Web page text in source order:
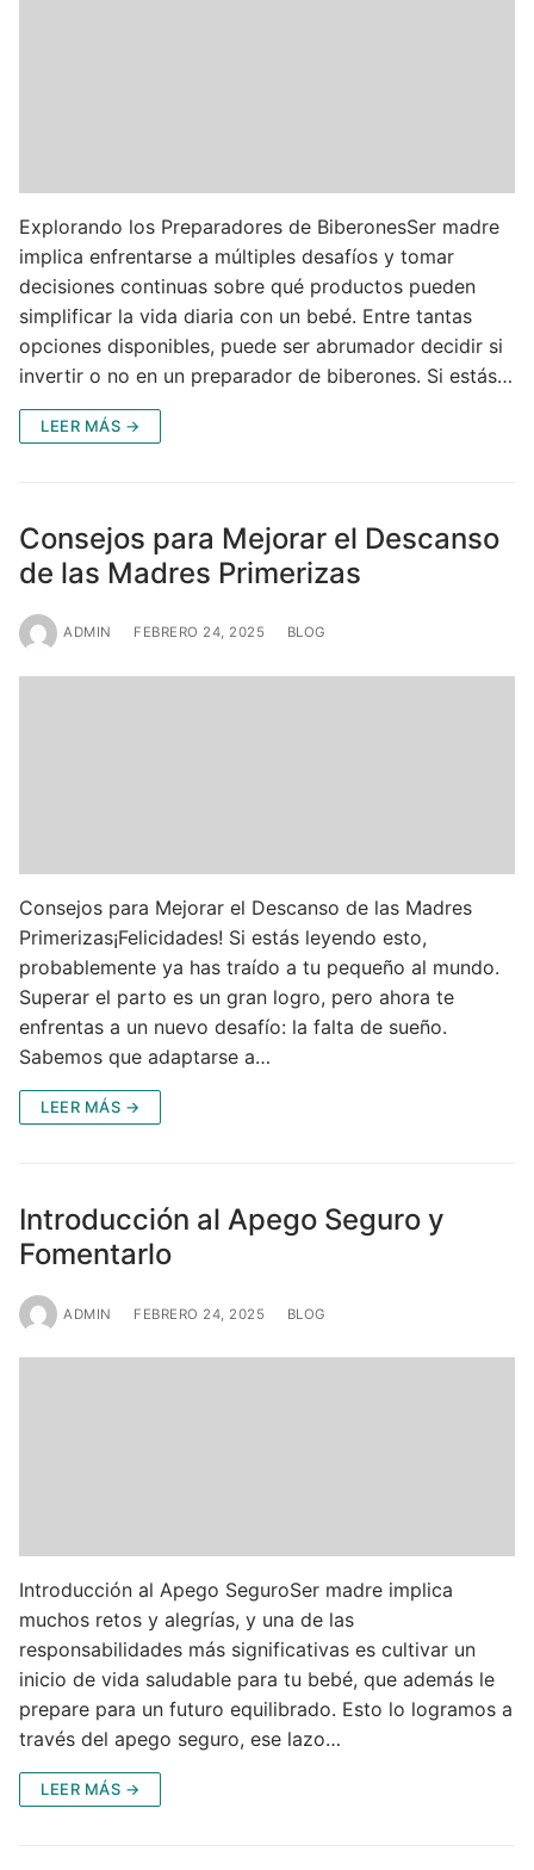
Explorando los Preparadores de BiberonesSer madre
implica enfrentarse a múltiples desafíos y tomar
decisiones continuas sobre qué productos pueden
simplificar la vida diaria con un bebé. Entre tantas
opciones disponibles, puede ser abrumador decidir si
invertir o no en un preparador de biberones. Si estás…
LEER MÁS →
Consejos para Mejorar el Descanso
de las Madres Primerizas
ADMIN FEBRERO 24, 2025 BLOG
Consejos para Mejorar el Descanso de las Madres
Primerizas¡Felicidades! Si estás leyendo esto,
probablemente ya has traído a tu pequeño al mundo.
Superar el parto es un gran logro, pero ahora te
enfrentas a un nuevo desafío: la falta de sueño.
Sabemos que adaptarse a…
LEER MÁS →
Introducción al Apego Seguro y
Fomentarlo
ADMIN FEBRERO 24, 2025 BLOG
Introducción al Apego SeguroSer madre implica
muchos retos y alegrías, y una de las
responsabilidades más significativas es cultivar un
inicio de vida saludable para tu bebé, que además le
prepare para un futuro equilibrado. Esto lo logramos a
través del apego seguro, ese lazo…
LEER MÁS →